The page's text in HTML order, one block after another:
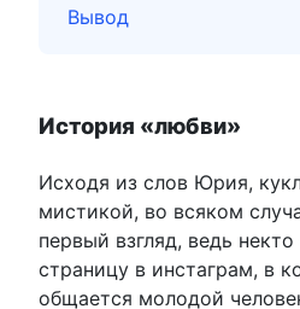
Вывод
История «любви»
Исходя из слов Юрия,
мистикой, во всяком
первый взгляд, ведь
страницу в инстаграм, в
общается молодой